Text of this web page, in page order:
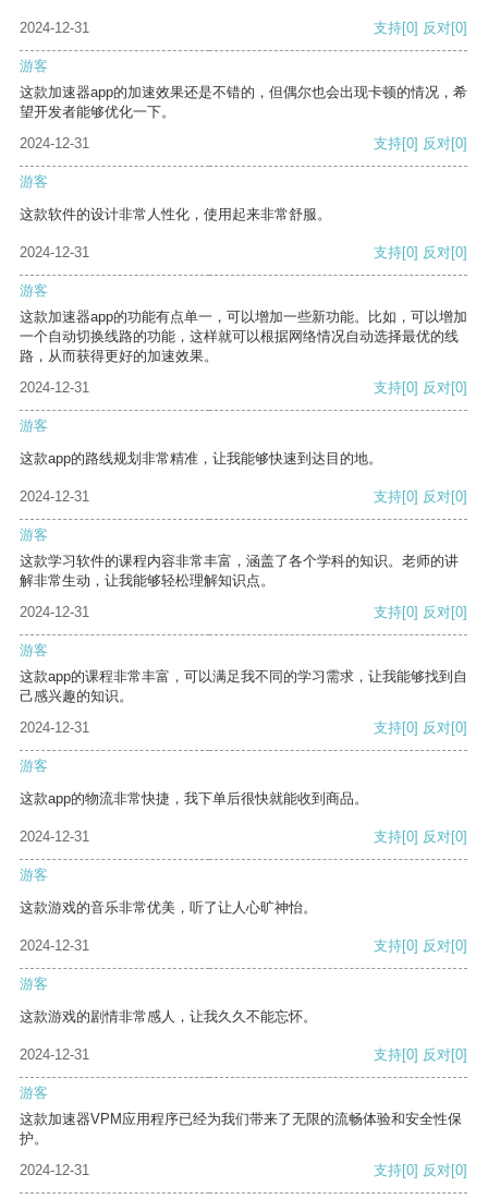
2024-12-31 支持[0] 反对[0]
游客
这款加速器app的加速效果还是不错的，但偶尔也会出现卡顿的情况，希
望开发者能够优化一下。
2024-12-31
支持[0] 反对[0]
游客
这款软件的设计非常人性化，使用起来非常舒服。
2024-12-31 支持[0] 反对[0]
游客
这款加速器app的功能有点单一，可以增加一些新功能。比如，可以增加
一个自动切换线路的功能，这样就可以根据网络情况自动选择最优的线
路，从而获得更好的加速效果。
2024-12-31
支持[0] 反对[0]
游客
这款app的路线规划非常精准，让我能够快速到达目的地。
2024-12-31 支持[0] 反对[0]
游客
这款学习软件的课程内容非常丰富，涵盖了各个学科的知识。老师的讲
解非常生动，让我能够轻松理解知识点。
2024-12-31
支持[0] 反对[0]
游客
这款app的课程非常丰富，可以满足我不同的学习需求，让我能够找到自
己感兴趣的知识。
2024-12-31
支持[0] 反对[0]
游客
这款app的物流非常快捷，我下单后很快就能收到商品。
2024-12-31 支持[0] 反对[0]
游客
这款游戏的音乐非常优美，听了让人心旷神怡。
2024-12-31 支持[0] 反对[0]
游客
这款游戏的剧情非常感人，让我久久不能忘怀。
2024-12-31 支持[0] 反对[0]
游客
这款加速器VPM应用程序已经为我们带来了无限的流畅体验和安全性保
护。
2024-12-31
支持[0] 反对[0]